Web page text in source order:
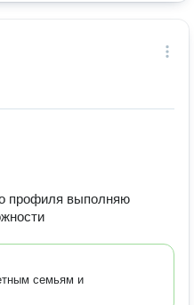
профиля выполняю
семьям и